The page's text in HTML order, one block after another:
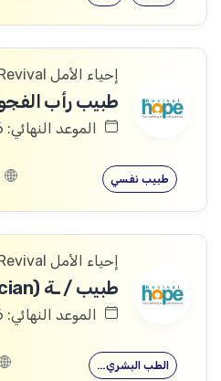
إحياء الأمل Hope Revival
الموعد النهائي: 10/08/2026
طبيب نفسي
إحياء الأمل Hope Revival
طبيب / ـة (Physician)
الموعد النهائي: 10/08/2026
الطب البشري…